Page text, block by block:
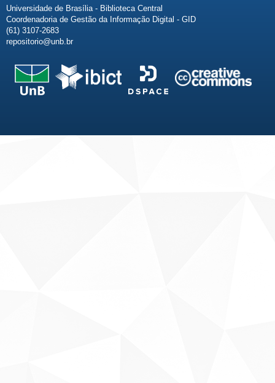
Universidade de Brasília - Biblioteca Central
Coordenadoria de Gestão da Informação Digital - GID
(61) 3107-2683
repositorio@unb.br